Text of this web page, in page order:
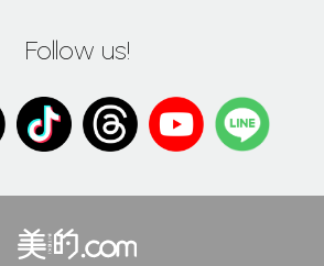
Follow us!